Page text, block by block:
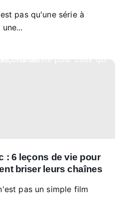
pas qu'une série à
: 6 leçons de vie pour
briser leurs chaînes
pas un simple film